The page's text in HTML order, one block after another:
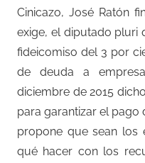
Cinicazo, José Ratón
exige, el diputado pluri
fideicomiso del 3 por
de deuda a
diciembre de 2015
para garantizar el pago
propone que sean los
qué hacer con los